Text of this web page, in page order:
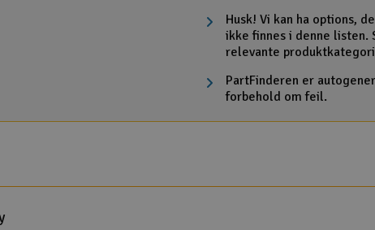
Husk! Vi kan ha options,
ikke finnes i denne
relevante
PartFinderen er
forbehold om feil.